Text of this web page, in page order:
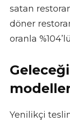
satan
döner
oranla
Yenilikçi